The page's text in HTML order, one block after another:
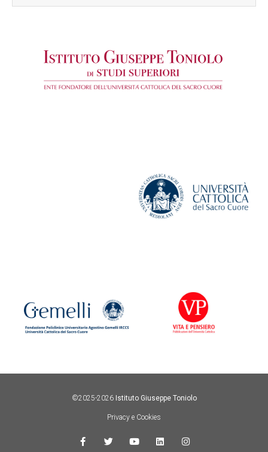
©2025-2026 Istituto Giuseppe Toniolo
Privacy e Cookies